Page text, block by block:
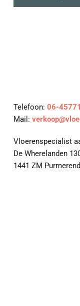
Telefoon: 06-
Mail:
Vloerenspecialist
De Wherelanden
1441 ZM Purmerend